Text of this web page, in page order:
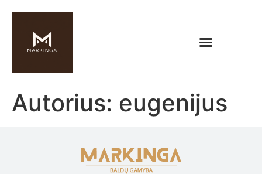
Autorius: eugenijus